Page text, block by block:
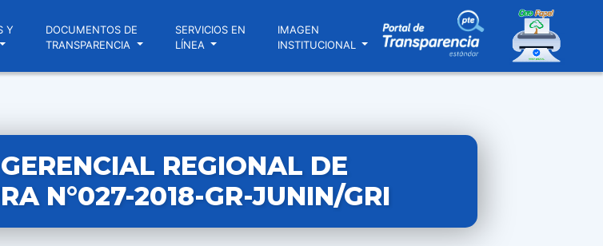
Y
DOCUMENTOS DE
TRANSPARENCIA
SERVICIOS EN
LÍNEA
IMAGEN
INSTITUCIONAL
REGIONAL DE
N°027-2018-GR-JUNIN/GRI